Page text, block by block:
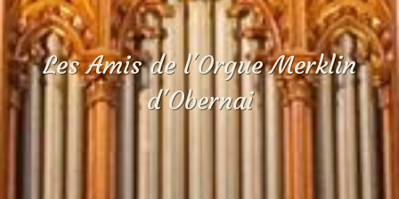
Les Amis de l'Orgue Merklin
d'Obernai